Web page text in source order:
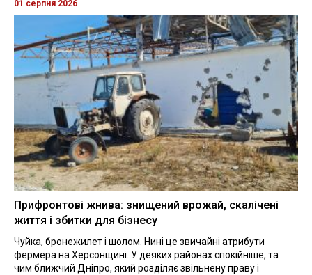
01 серпня 2026
Прифронтові жнива: знищений врожай, скалічені
життя і збитки для бізнесу
Чуйка, бронежилет і шолом. Нині це звичайні атрибути
фермера на Херсонщині. У деяких районах спокійніше, та
чим ближчий Дніпро, який розділяє звільнену праву і